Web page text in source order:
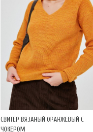
СВИТЕР ВЯЗАНЫЙ ОРАНЖЕВЫЙ С
ЧОКЕРОМ